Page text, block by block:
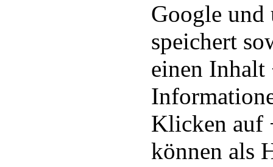
Google und
speichert
einen Inhalt
Klicken auf
können als